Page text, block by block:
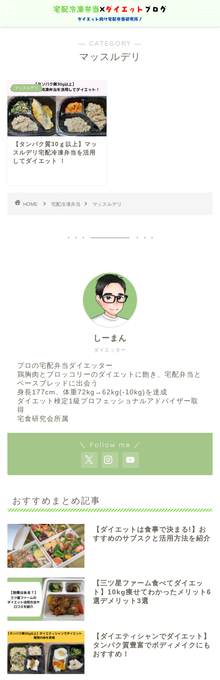
― CATEGORY ―
マッスルデリ
マッスルデリ
【タンパク質30ｇ以上】マッ
スルデリ宅配冷凍弁当を活用
してダイエット ！
HOME 宅配冷凍弁当 マッスルデリ
ダイエッター
しーまん
プロの宅配弁当ダイエッター
鶏胸肉とブロッコリーのダイエットに飽き、宅配弁当と
ベースブレッドに出会う
身長177cm、体重72kg→62kg(-10kg)を達成
ダイエット検定1級プロフェッショナルアドバイザー取
得
宅食研究会所属
＼ Follow me ／
おすすめまとめ記事
【ダイエットは食事で決まる!】お
すすめのサブスクと活用方法を紹介
【三ツ星ファーム食べてダイエッ
ト】10kg痩せてわかったメリット6
選デメリット3選
【ダイエティシャンでダイエット】
タンパク質豊富でボディメイクにも
おすすめ！